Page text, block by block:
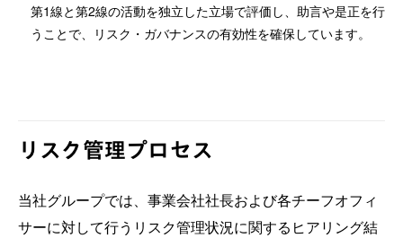
第1線と第2線の活動を独立した立場で評価し、助言や是正を行
うことで、リスク・ガバナンスの有効性を確保しています。
リスク管理プロセス
当社グループでは、事業会社社長および各チーフオフィ
サーに対して行うリスク管理状況に関するヒアリング結